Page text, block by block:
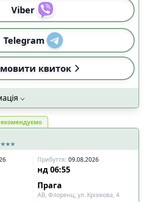
Viber
Telegram
квиток
Прибуття: 09.08.2026
нд 06:55
Прага
АВ, Флоренц, ул. Крізікова, 4